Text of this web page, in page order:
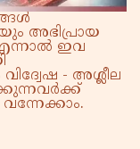
അഭിപ്രായ
എന്നാൽ ഇവ
- അശ്ലീല